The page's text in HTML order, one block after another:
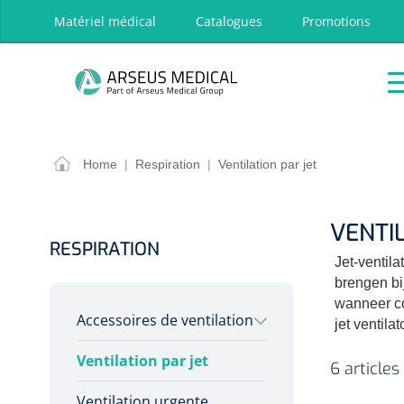
Ga naar de hoofdnavigatie
Matériel médical Catalogues Promotions
Accueil
Diagnostic
Premiers secours & Réanimation
Physiothérapie et rééducation
OPTIONS
Home | Respiration | Ventilation par jet
RESPIRATION
Accessoires de ventilation
Canules nasales
Ventilation par jet
Jet-
brengen
wanneer
jet
6